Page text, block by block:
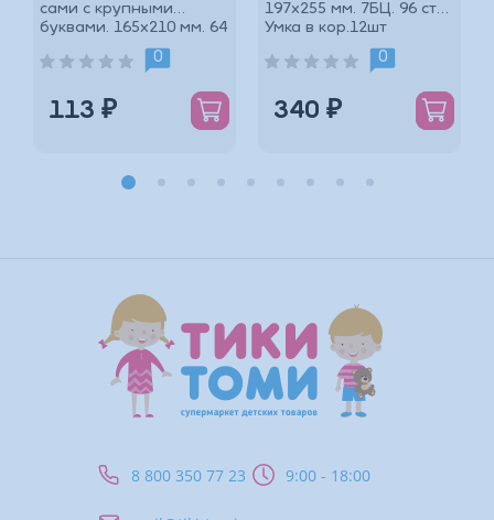
*
сами с крупными
буквами. 165х210 мм. 64
стр. Умка в кор.16шт
0
113 ₽
197х255 мм. 7БЦ. 96 стр.
Умка в кор.12шт
0
340 ₽
8 800 350 77 23 9:00 - 18:00